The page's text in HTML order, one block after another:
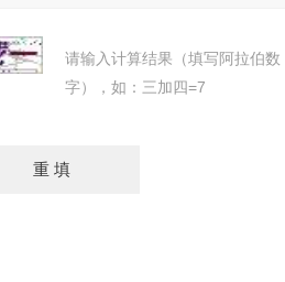
请输入计算结果（填写阿拉伯数
字），如：三加四=7